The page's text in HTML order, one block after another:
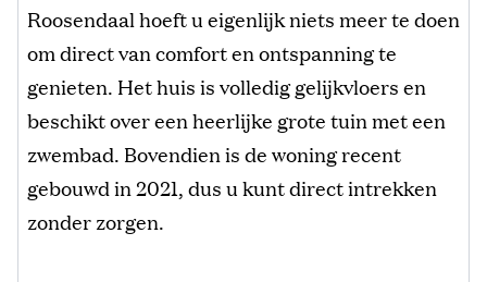
Roosendaal hoeft u eigenlijk niets meer te doen
om direct van comfort en ontspanning te
genieten. Het huis is volledig gelijkvloers en
beschikt over een heerlijke grote tuin met een
zwembad. Bovendien is de woning recent
gebouwd in 2021, dus u kunt direct intrekken
zonder zorgen.